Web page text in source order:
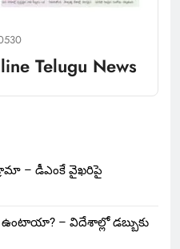
Telugu News
– డీఎంకే వైఖరిపై
– విదేశాల్లో డబ్బుకు